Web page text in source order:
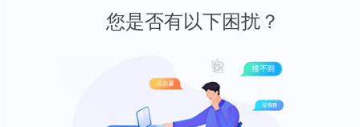
您是否有以下困扰？
🎬 短视频